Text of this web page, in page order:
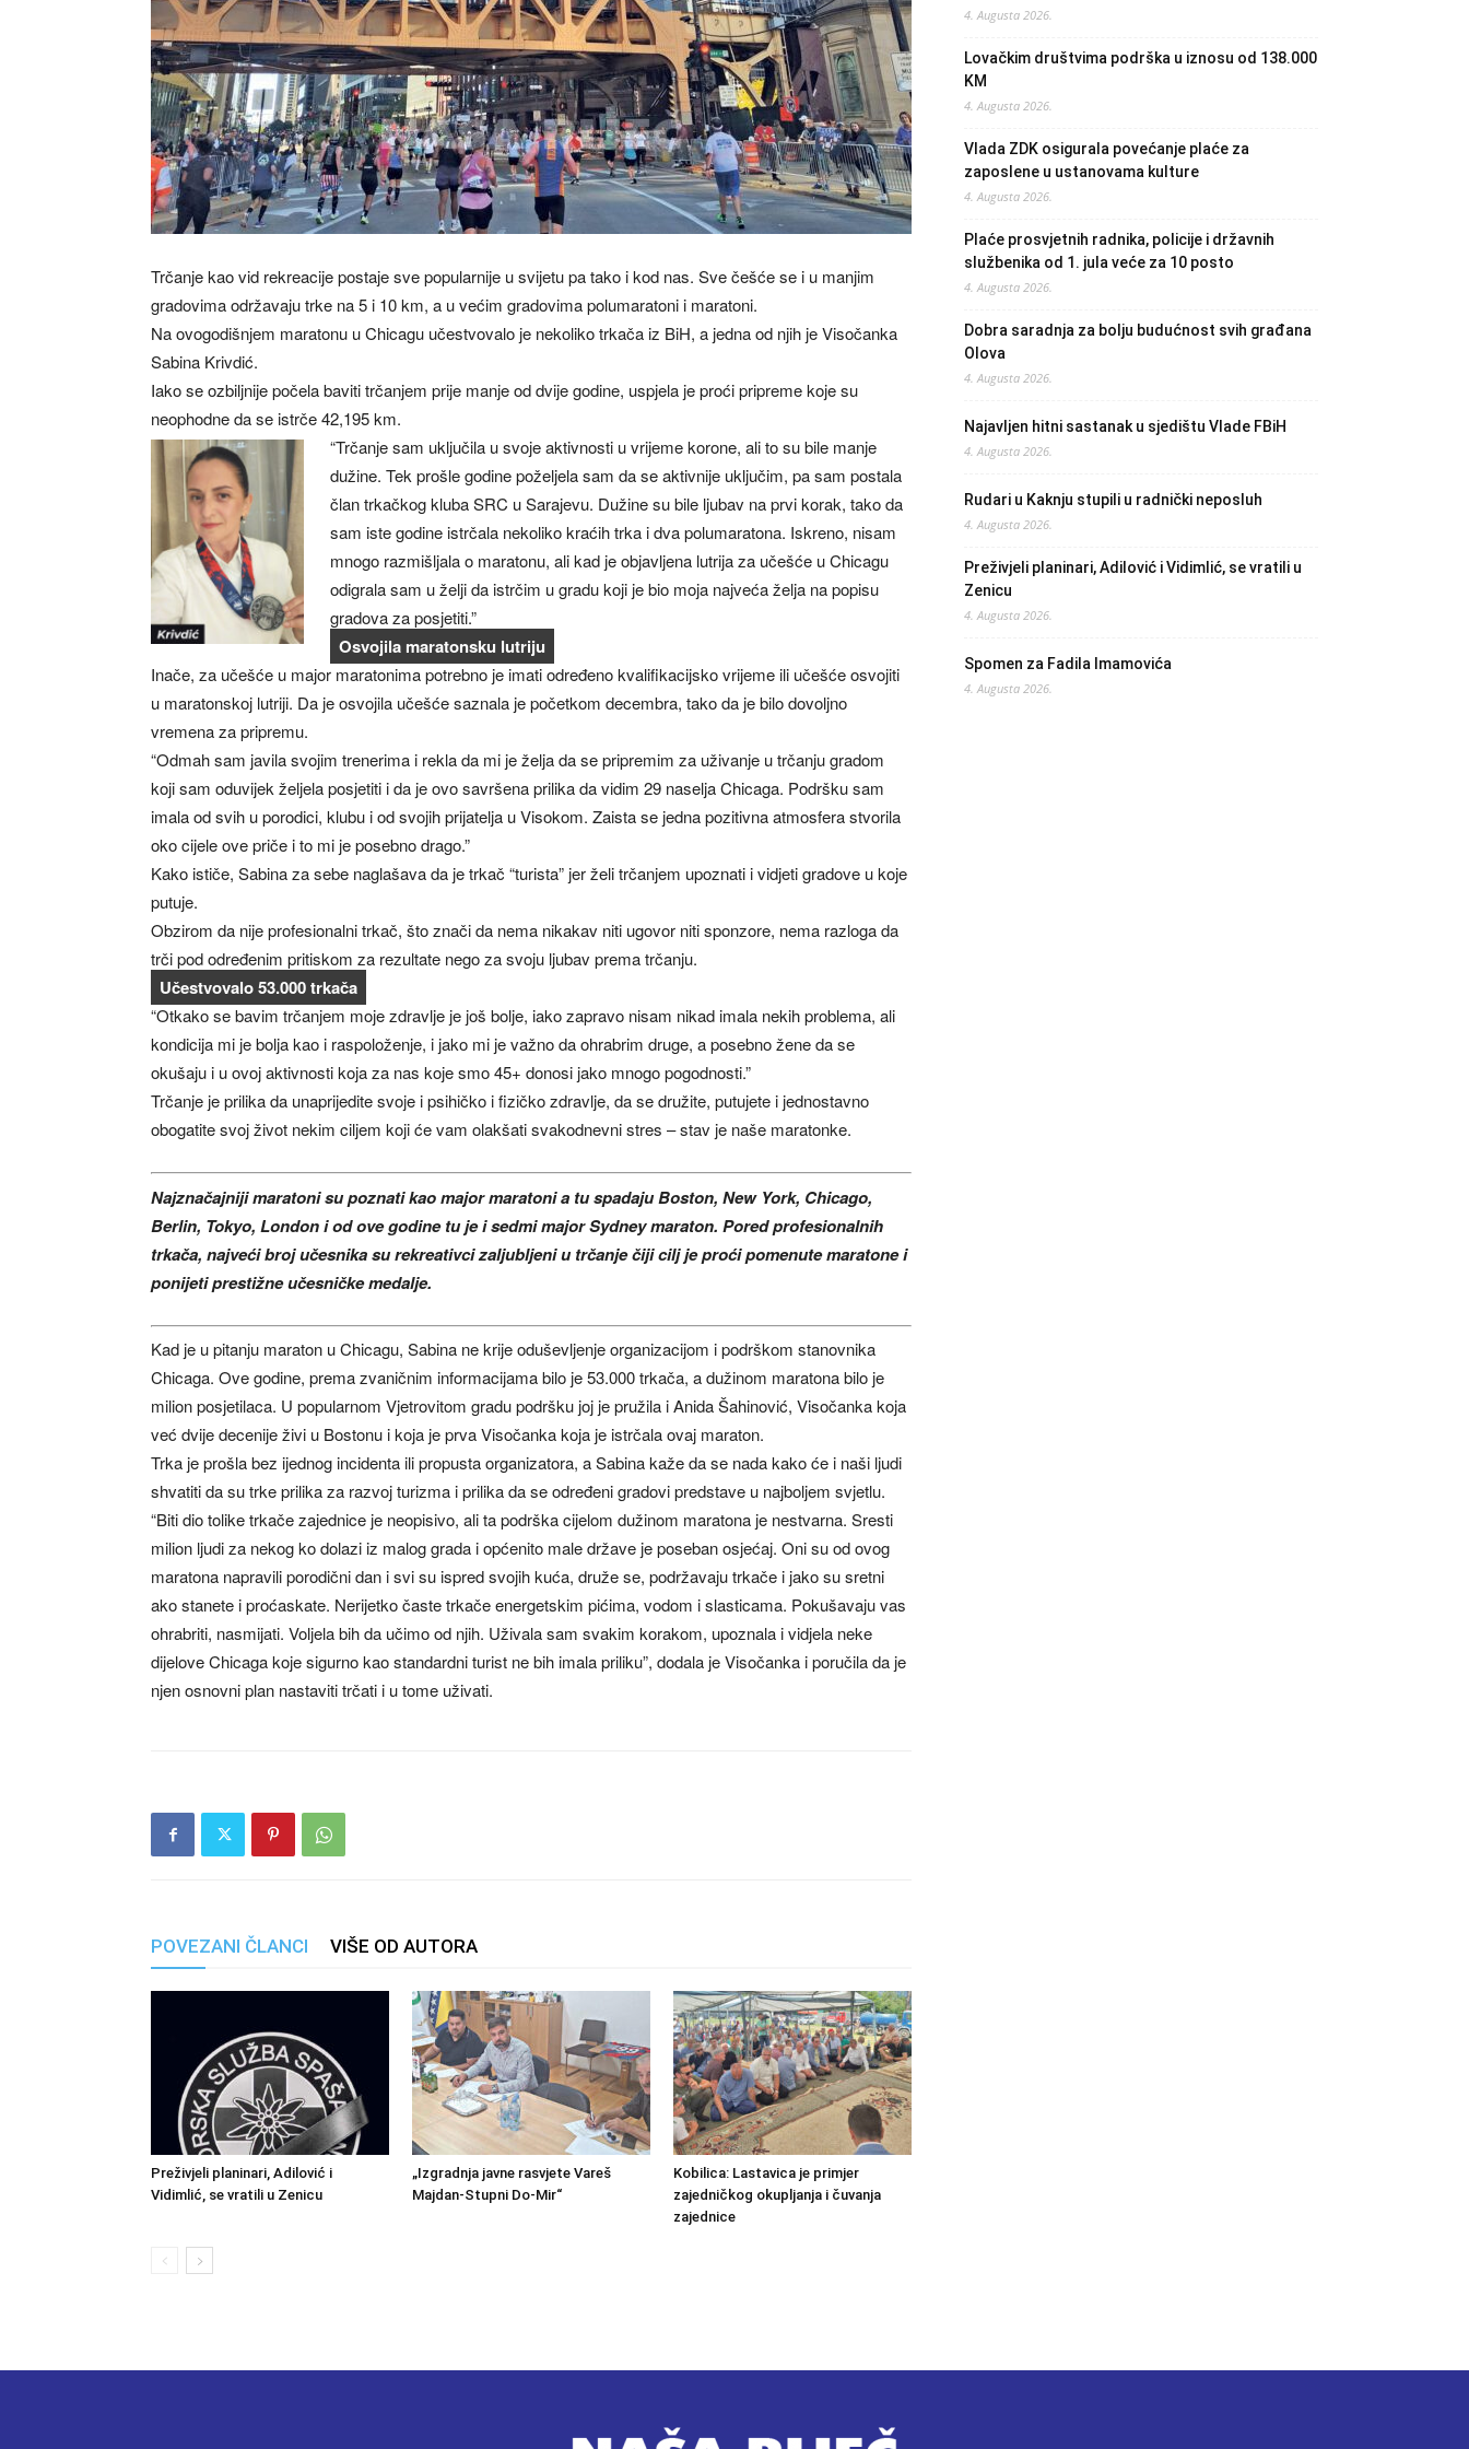
Trčanje kao vid rekreacije postaje sve popularnije u svijetu pa tako i kod nas. Sve češće se i u manjim
gradovima održavaju trke na 5 i 10 km, a u većim gradovima polumaratoni i maratoni.
Na ovogodišnjem maratonu u Chicagu učestvovalo je nekoliko trkača iz BiH, a jedna od njih je Visočanka
Sabina Krivdić.
Iako se ozbiljnije počela baviti trčanjem prije manje od dvije godine, uspjela je proći pripreme koje su
neophodne da se istrče 42,195 km.
“Trčanje sam uključila u svoje aktivnosti u vrijeme korone, ali to su bile manje
dužine. Tek prošle godine poželjela sam da se aktivnije uključim, pa sam postala
član trkačkog kluba SRC u Sarajevu. Dužine su bile ljubav na prvi korak, tako da
sam iste godine istrčala nekoliko kraćih trka i dva polumaratona. Iskreno, nisam
mnogo razmišljala o maratonu, ali kad je objavljena lutrija za učešće u Chicagu
odigrala sam u želji da istrčim u gradu koji je bio moja najveća želja na popisu
gradova za posjetiti.”
Osvojila maratonsku lutriju
Inače, za učešće u major maratonima potrebno je imati određeno kvalifikacijsko vrijeme ili učešće osvojiti
u maratonskoj lutriji. Da je osvojila učešće saznala je početkom decembra, tako da je bilo dovoljno
vremena za pripremu.
“Odmah sam javila svojim trenerima i rekla da mi je želja da se pripremim za uživanje u trčanju gradom
koji sam oduvijek željela posjetiti i da je ovo savršena prilika da vidim 29 naselja Chicaga. Podršku sam
imala od svih u porodici, klubu i od svojih prijatelja u Visokom. Zaista se jedna pozitivna atmosfera stvorila
oko cijele ove priče i to mi je posebno drago.”
Kako ističe, Sabina za sebe naglašava da je trkač “turista” jer želi trčanjem upoznati i vidjeti gradove u koje
putuje.
Obzirom da nije profesionalni trkač, što znači da nema nikakav niti ugovor niti sponzore, nema razloga da
trči pod određenim pritiskom za rezultate nego za svoju ljubav prema trčanju.
Učestvovalo 53.000 trkača
“Otkako se bavim trčanjem moje zdravlje je još bolje, iako zapravo nisam nikad imala nekih problema, ali
kondicija mi je bolja kao i raspoloženje, i jako mi je važno da ohrabrim druge, a posebno žene da se
okušaju i u ovoj aktivnosti koja za nas koje smo 45+ donosi jako mnogo pogodnosti.”
Trčanje je prilika da unaprijedite svoje i psihičko i fizičko zdravlje, da se družite, putujete i jednostavno
obogatite svoj život nekim ciljem koji će vam olakšati svakodnevni stres – stav je naše maratonke.
Najznačajniji maratoni su poznati kao major maratoni a tu spadaju Boston, New York, Chicago,
Berlin, Tokyo, London i od ove godine tu je i sedmi major Sydney maraton. Pored profesionalnih
trkača, najveći broj učesnika su rekreativci zaljubljeni u trčanje čiji cilj je proći pomenute maratone i
ponijeti prestižne učesničke medalje.
Kad je u pitanju maraton u Chicagu, Sabina ne krije oduševljenje organizacijom i podrškom stanovnika
Chicaga. Ove godine, prema zvaničnim informacijama bilo je 53.000 trkača, a dužinom maratona bilo je
milion posjetilaca. U popularnom Vjetrovitom gradu podršku joj je pružila i Anida Šahinović, Visočanka koja
već dvije decenije živi u Bostonu i koja je prva Visočanka koja je istrčala ovaj maraton.
Trka je prošla bez ijednog incidenta ili propusta organizatora, a Sabina kaže da se nada kako će i naši ljudi
shvatiti da su trke prilika za razvoj turizma i prilika da se određeni gradovi predstave u najboljem svjetlu.
“Biti dio tolike trkače zajednice je neopisivo, ali ta podrška cijelom dužinom maratona je nestvarna. Sresti
milion ljudi za nekog ko dolazi iz malog grada i općenito male države je poseban osjećaj. Oni su od ovog
maratona napravili porodični dan i svi su ispred svojih kuća, druže se, podržavaju trkače i jako su sretni
ako stanete i proćaskate. Nerijetko časte trkače energetskim pićima, vodom i slasticama. Pokušavaju vas
ohrabriti, nasmijati. Voljela bih da učimo od njih. Uživala sam svakim korakom, upoznala i vidjela neke
dijelove Chicaga koje sigurno kao standardni turist ne bih imala priliku”, dodala je Visočanka i poručila da je
njen osnovni plan nastaviti trčati i u tome uživati.
POVEZANI ČLANCI VIŠE OD AUTORA
Preživjeli planinari, Adilović i
Vidimlić, se vratili u Zenicu
„Izgradnja javne rasvjete Vareš
Majdan-Stupni Do-Mir“
Kobilica: Lastavica je primjer
zajedničkog okupljanja i čuvanja
zajednice
4. Augusta 2026.
Lovačkim društvima podrška u iznosu od 138.000
KM
4. Augusta 2026.
Vlada ZDK osigurala povećanje plaće za
zaposlene u ustanovama kulture
4. Augusta 2026.
Plaće prosvjetnih radnika, policije i državnih
službenika od 1. jula veće za 10 posto
4. Augusta 2026.
Dobra saradnja za bolju budućnost svih građana
Olova
4. Augusta 2026.
Najavljen hitni sastanak u sjedištu Vlade FBiH
4. Augusta 2026.
Rudari u Kaknju stupili u radnički neposluh
4. Augusta 2026.
Preživjeli planinari, Adilović i Vidimlić, se vratili u
Zenicu
4. Augusta 2026.
Spomen za Fadila Imamovića
4. Augusta 2026.